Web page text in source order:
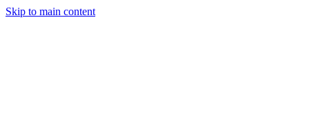
Skip to main content